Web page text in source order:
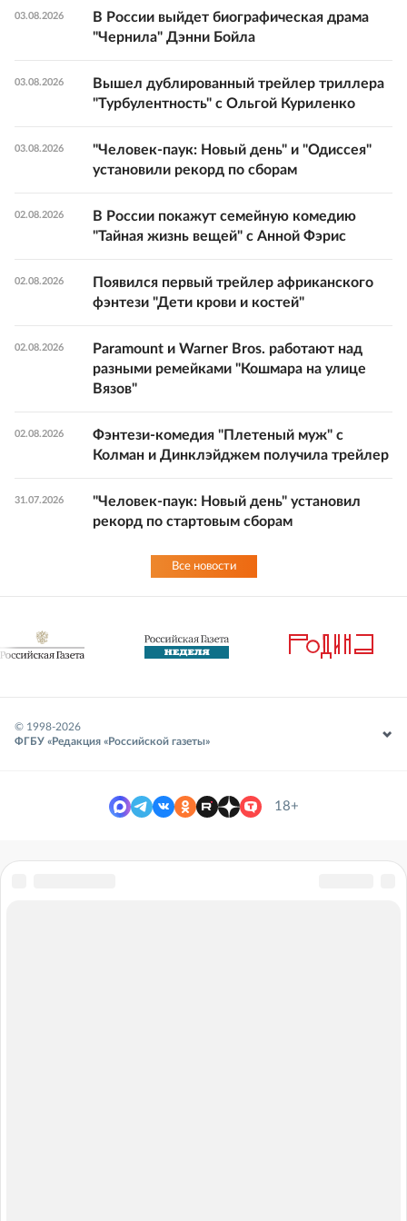
03.08.2026
В России выйдет биографическая драма
"Чернила" Дэнни Бойла
03.08.2026
Вышел дублированный трейлер триллера
"Турбулентность" с Ольгой Куриленко
03.08.2026
"Человек-паук: Новый день" и "Одиссея"
установили рекорд по сборам
02.08.2026
В России покажут семейную комедию
"Тайная жизнь вещей" с Анной Фэрис
02.08.2026
Появился первый трейлер африканского
фэнтези "Дети крови и костей"
02.08.2026
Paramount и Warner Bros. работают над
разными ремейками "Кошмара на улице
Вязов"
02.08.2026
Фэнтези-комедия "Плетеный муж" с
Колман и Динклэйджем получила трейлер
31.07.2026
"Человек-паук: Новый день" установил
рекорд по стартовым сборам
Все новости
© 1998-2026
ФГБУ «Редакция «Российской газеты»
18+